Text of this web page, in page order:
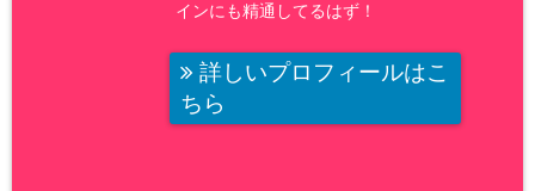
インにも精通してるはず！
詳しいプロフィールはこ
ちら